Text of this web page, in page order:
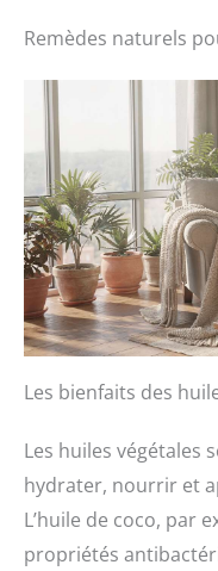
Remèdes naturels
Les bienfaits des
Les huiles végétales
hydrater, nourrir et
L’huile de coco, par
propriétés